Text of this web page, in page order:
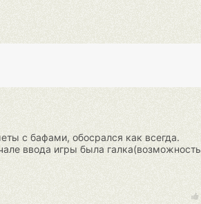
с бафами, обосрался как всегда.
ввода игры была галка(возможность